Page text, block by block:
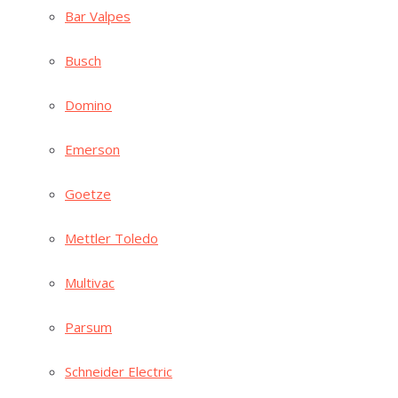
Bar Val­pes
Busch
Domi­no
Emer­son
Goe­t­ze
Mett­ler Toledo
Mul­ti­vac
Par­sum
Schnei­der Electric